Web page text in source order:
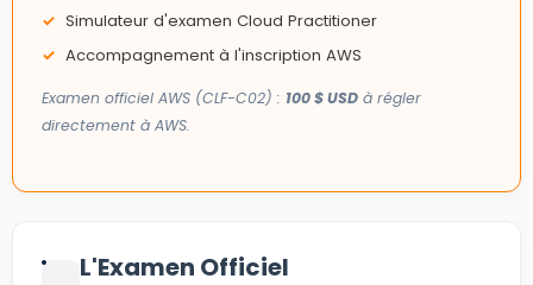
Simulateur d'examen Cloud Practitioner
Accompagnement à l'inscription AWS
Examen officiel AWS (CLF-C02) : 100 $ USD à régler
directement à AWS.
L'Examen Officiel